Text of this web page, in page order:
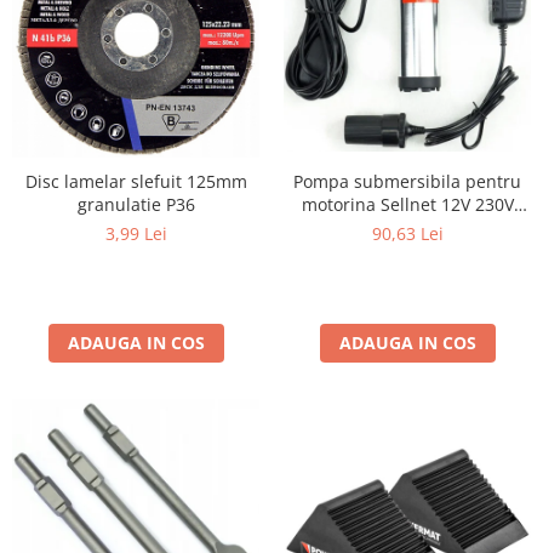
Disc lamelar slefuit 125mm
granulatie P36
3,99 Lei
ADAUGA IN COS
Pompa submersibila pentru
motorina Sellnet 12V 230V
38mm cu adaptor pentru
90,63 Lei
ADAUGA IN COS